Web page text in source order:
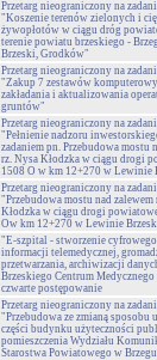
Przetarg nieograniczony na
"Koszenie terenów zielonych i
żywopłotów w ciągu dróg
terenie powiatu brzeskiego -
Brzeski, Grodków"
Przetarg nieograniczony na
"Zakup 7 zestawów
zakładania i aktualizowania
gruntów"
Przetarg nieograniczony na
"Pełnienie nadzoru
zadaniem pn. Przebudowa mostu
rz. Nysa Kłodzka w ciągu drogi
1508 O w km 12+270 w Lewinie
Przetarg nieograniczony na
"Przebudowa mostu nad zalewem
Kłodzka w ciągu drogi
Ow km 12+270 w Lewinie
"E-szpital - stworzenie cyfrowego
informacji telemedycznej,
przetwarzania, archiwizacji
Brzeskiego Centrum
czwarte postępowanie
Przetarg nieograniczony na
"Przebudowa ze zmianą sposobu
części budynku użyteczności
pomieszczenia Wydziału
Starostwa Powiatowego w